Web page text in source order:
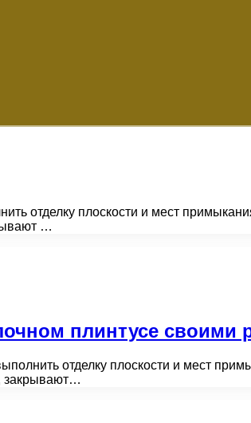
отделку плоскости и мест
…
плинтусе своими
отделку плоскости и мест
закрывают…